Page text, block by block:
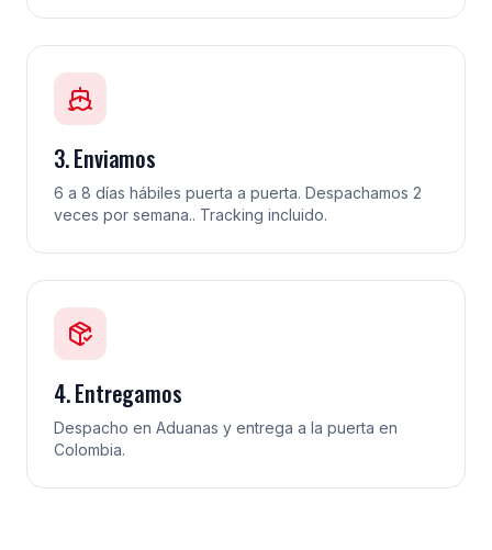
3. Enviamos
6 a 8 días hábiles puerta a puerta. Despachamos 2
veces por semana.. Tracking incluido.
4. Entregamos
Despacho en Aduanas y entrega a la puerta en
Colombia.